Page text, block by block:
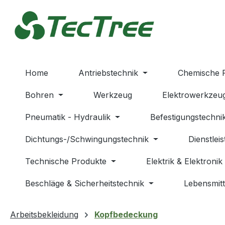
Hauptinhalt springen
Zur Suche springen
Zur Hauptnavigation springen
Home Antriebstechnik Chemische
Bohren Werkzeug
Pneumatik - Hydraulik
Dichtungs-/Schwingungstechnik
Technische Produkte Elektrik & Elektronik
Beschläge & Sicherheitstechnik
Arbeitsbekleidung Kopfbedeckung